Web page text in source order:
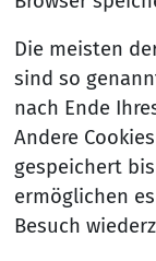
Die meisten
sind so
nach Ende
Andere
gespeichert
ermöglichen
Besuch